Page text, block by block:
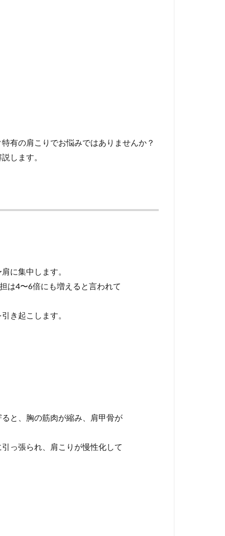
有の肩こりでお悩みではありませんか？
します。
に集中します。
は4〜6倍にも増えると言われて
き起こします。
と、胸の筋肉が縮み、肩甲骨が
っ張られ、肩こりが慢性化して